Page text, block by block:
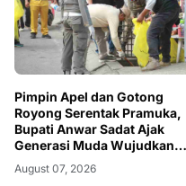
Pimpin Apel dan Gotong
Royong Serentak Pramuka,
Bupati Anwar Sadat Ajak
Generasi Muda Wujudkan
Dasa Darma Melalui Aksi
Nyata Peduli Lingkungan
August 07, 2026